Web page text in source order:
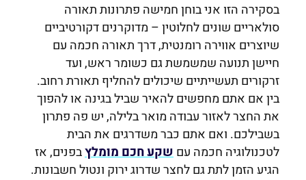
בסקירה הזו אני בוחן חמישה פתרונות תאורה
סולאריים שונים לחלוטין – מדוקרנים דקורטיביים
שיוצרים אווירה רומנטית, דרך תאורה חכמה עם
חיישן תנועה שמשמשת גם כשומר ראש, ועד
זרקורים תעשייתיים שיכולים להחליף תאורת רחוב.
בין אם אתם מחפשים להאיר שביל בגינה או להפוך
את החצר לאזור עבודה מואר בלילה, יש פה פתרון
בשבילכם. ואם אתם כבר משדרגים את הבית
לטכנולוגיה חכמה עםשקע חכם מומלץבפנים, אז
הגיע הזמן לתת גם לחצר שדרוג ירוק ונטול חשבונות.